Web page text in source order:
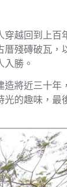
穿越回到上百
厝殘磚破瓦，
勝。
造將近三十年
的趣味，最